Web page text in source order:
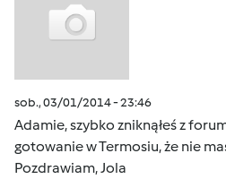
sob., 03/01/2014 - 23:46
Adamie, szybko zniknąłeś z
gotowanie w Termosiu, że nie
Pozdrawiam, Jola